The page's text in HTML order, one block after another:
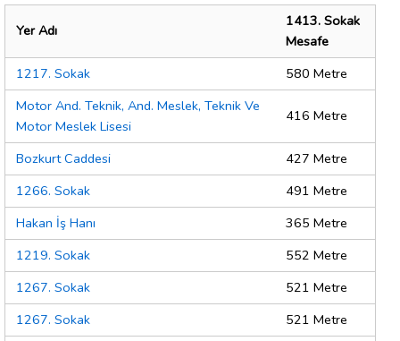
Yer Adı
1413. Sokak
Mesafe
1217. Sokak
580 Metre
Motor And. Teknik, And. Meslek, Teknik Ve
Motor Meslek Lisesi
416 Metre
Bozkurt Caddesi
427 Metre
1266. Sokak
491 Metre
Hakan İş Hanı
365 Metre
1219. Sokak
552 Metre
1267. Sokak
521 Metre
1267. Sokak
521 Metre